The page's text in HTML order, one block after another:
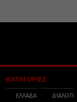
ΚΑΤΗΓΟΡΙΕΣ
ΕΛΛΑΔΑ
ΔΙΑΛΟΓΟΣ